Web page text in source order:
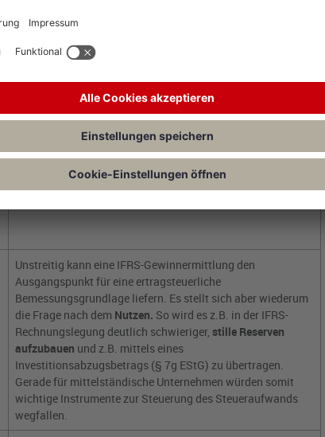
warum der Gesetzgeber ein solches Wahlrecht überhaupt
schaffen soll. Insbesondere im Hinblick auf die
der Steuerermittlung auf Basis eines IFRS-
solches Wahlrecht keine Vorteile bringen.
Die interne Finanzkommunikation beruht in der Regel auf
Budgetregelungenund internenManagement-Accounting-
Regeln.Es ist nicht ersichtlich, wie eine etablierte interne
Kosten- und Leistungsrechnung durch eine Umstellung der
Rechnungslegung signifikant profitieren könnte.
Unstreitig kann eine IFRS-Gewinnermittlung den
Ausgangspunkt für eine ertragsteuerliche
Bemessungsgrundlage liefern. Es stellt sich aber wiederum
die Frage nach dem Nutzen. So wird es z.B. in der IFRS-
Rechnungslegung deutlich schwieriger, stille Reserven
aufzubauen und z.B. mittels eines
Investitionsabzugsbetrags (§ 7g EStG) zu übertragen.
Gerade für mittelständische Unternehmen würden somit
wichtige Instrumente zur Steuerung des Steueraufwands
wegfallen.